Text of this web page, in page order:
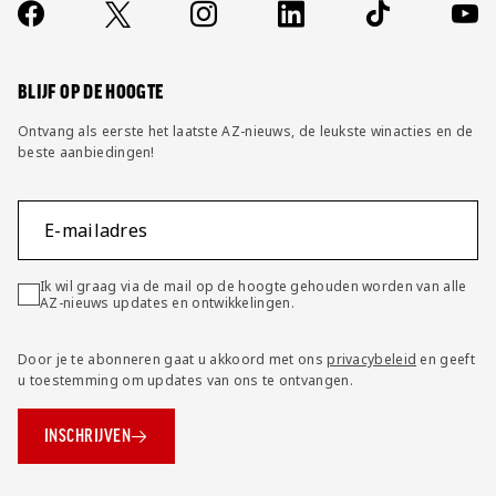
Contact
FAQ
Socials
https://www.facebook.com/AZAlkmaar
X Instagram LinkedIn TikTok
BLIJF OP DE HOOGTE
Ontvang als eerste het laatste AZ-nieuws, de leukste winacties en de
beste aanbiedingen!
E-mailadres
Ik wil graag via de mail op de hoogte gehouden worden van alle
AZ-nieuws updates en ontwikkelingen.
Door je te abonneren gaat u akkoord met onsprivacybeleid en geeft
u toestemming om updates van ons te ontvangen.
INSCHRIJVEN